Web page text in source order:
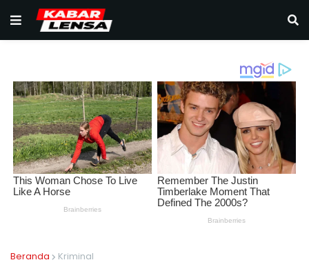
Beranda Kriminal